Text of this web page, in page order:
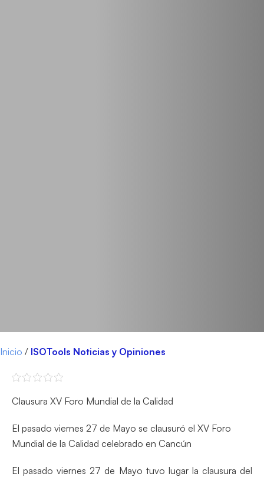
Inicio / ISOTools Noticias y Opiniones
Clausura XV Foro Mundial de la Calidad
El pasado viernes 27 de Mayo se clausuró el XV Foro
Mundial de la Calidad celebrado en Cancún
El pasado viernes 27 de Mayo tuvo lugar la clausura del